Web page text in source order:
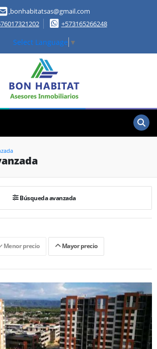
bonhabitatsas@gmail.com
+573165266248
Select Language ▼
Búsqueda avanzada
Menor precio Mayor precio